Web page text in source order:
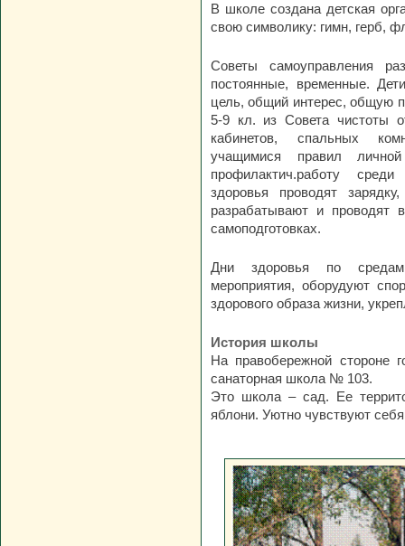
В школе создана детская
свою символику: гимн, герб,
Советы самоуправления
постоянные, временные.
цель, общий интерес, общую
5-9 кл. из Совета чистоты
кабинетов, спальных
учащимися правил
профилактич.работу
здоровья проводят
разрабатывают и проводят
самоподготовках.
Дни здоровья по
мероприятия, оборудуют
здорового образа жизни,
История школы
На правобережной стороне
санаторная школа № 103.
Это школа – сад. Ее
яблони. Уютно чувствуют